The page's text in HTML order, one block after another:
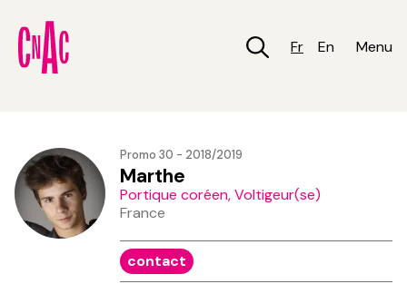
contenu
principal
Fr En Menu
Promo 30 - 2018/2019
Marthe
Portique coréen, Voltigeur(se)
France
contact